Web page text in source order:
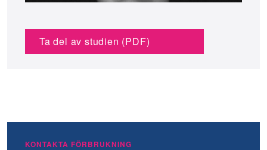
Ta del av studien (PDF)
KONTAKTA FÖRBRUKNING